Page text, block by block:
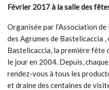
Février 2017 à la salle des
Organisée par l’Association
des Agrumes de Bastelicaccia
Bastelicaccia, la première fête
le jour en 2004. Depuis,
rendez-vous à tous les
et draine des centaines de